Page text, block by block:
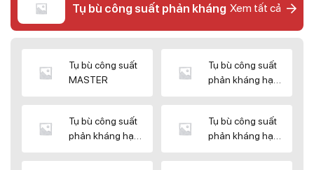
Tụ bù công suất phản kháng Xem tất cả
Tụ bù công suất
MASTER
Tụ bù công suất
phản kháng hạ
Tụ bù công suất
phản kháng hạ
Tụ bù công suất
phản kháng hạ